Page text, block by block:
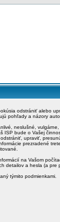
odstrániť alebo
pohľady a názory
neslušné,
ISP bude o Vašej
upraviť,
prezradené
na Vašom
detailov a hesla (a
týmito podmienkami.